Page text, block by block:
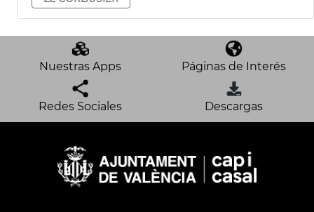
Nuestras Apps Páginas de Interés
Redes Sociales Descargas